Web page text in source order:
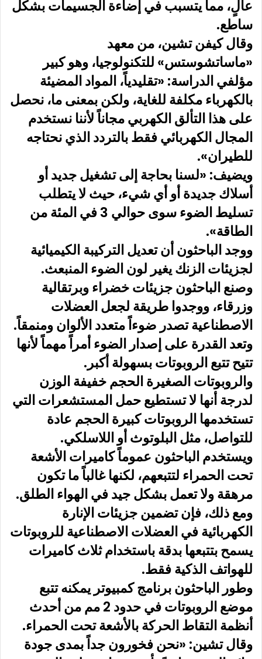
عالٍ، مما يتسبب في إضاءة الجسيمات بشكل
ساطع.
وقال كيفن تشين، من معهد
«ماساتشوستس» للتكنولوجيا، وهو كبير
مؤلفي الدراسة: «تقليدياً، المواد المضيئة
بالكهرباء مكلفة للغاية، ولكن بمعنى ما، نحصل
على هذا التألق الكهربي مجاناً لأننا نستخدم
المجال الكهربائي فقط بالتردد الذي نحتاجه
للطيران».
ويضيف: «لسنا بحاجة إلى تشغيل جديد أو
أسلاك جديدة أو أي شيء، حيث لا يتطلب
تسليط الضوء سوى حوالي 3 في المئة من
الطاقة».
ووجد الباحثون أن تعديل التركيبة الكيميائية
لجزيئات الزنك يغير لون الضوء المنبعث.
وصنع الباحثون جزيئات خضراء وبرتقالية
وزرقاء، ووجدوا طريقة لجعل العضلات
الاصطناعية تصدر ضوءاً متعدد الألوان ومنمقاً.
وتعد القدرة على إصدار الضوء أمراً مهماً لأنها
تتيح تتبع الروبوتات بسهولة أكبر.
والروبوتات الصغيرة الحجم خفيفة الوزن
لدرجة أنها لا تستطيع حمل المستشعرات التي
تستخدمها الروبوتات كبيرة الحجم عادة
للتواصل، مثل البلوتوث أو اللاسلكي.
ويستخدم الباحثون عموماً كاميرات الأشعة
تحت الحمراء لتتبعهم، لكنها غالباً ما تكون
مرهقة ولا تعمل بشكل جيد في الهواء الطلق.
ومع ذلك، فإن تضمين جزيئات الإنارة
الكهربائية في العضلات الاصطناعية للروبوتات
يسمح بتتبعها بدقة باستخدام ثلاث كاميرات
للهواتف الذكية فقط.
وطور الباحثون برنامج كمبيوتر يمكنه تتبع
موضع الروبوتات في حدود 2 مم من أحدث
أنظمة التقاط الحركة بالأشعة تحت الحمراء.
وقال تشين: «نحن فخورون جداً بمدى جودة